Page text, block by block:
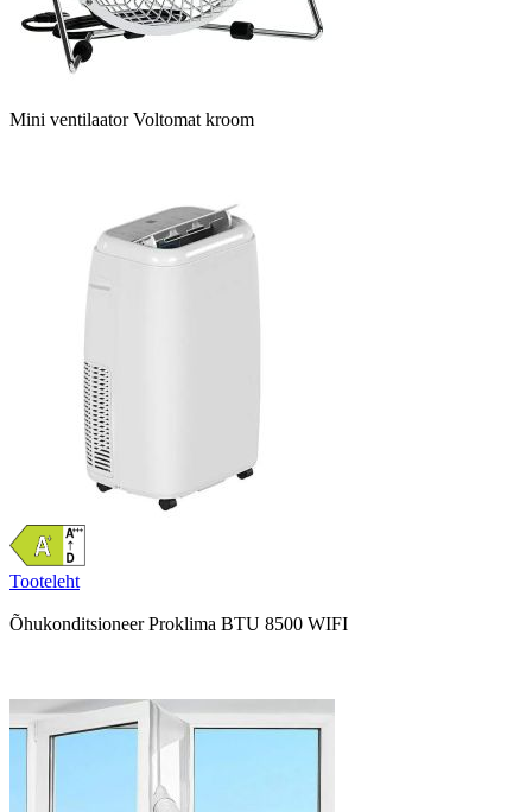
Mini ventilaator Voltomat kroom
Tooteleht
Õhukonditsioneer Proklima BTU 8500 WIFI